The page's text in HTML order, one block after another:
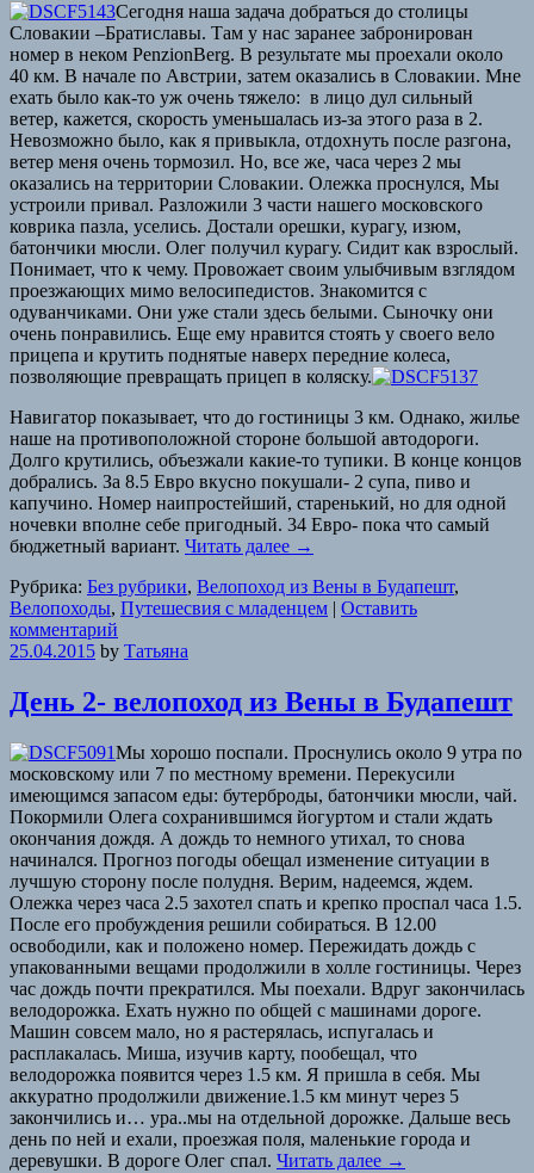
Сегодня наша задача добраться до столицы
Словакии –Братиславы. Там у нас заранее забронирован
номер в неком PenzionBerg. В результате мы проехали около
40 км. В начале по Австрии, затем оказались в Словакии. Мне
ехать было как-то уж очень тяжело: в лицо дул сильный
ветер, кажется, скорость уменьшалась из-за этого раза в 2.
Невозможно было, как я привыкла, отдохнуть после разгона,
ветер меня очень тормозил. Но, все же, часа через 2 мы
оказались на территории Словакии. Олежка проснулся, Мы
устроили привал. Разложили 3 части нашего московского
коврика пазла, уселись. Достали орешки, курагу, изюм,
батончики мюсли. Олег получил курагу. Сидит как взрослый.
Понимает, что к чему. Провожает своим улыбчивым взглядом
проезжающих мимо велосипедистов. Знакомится с
одуванчиками. Они уже стали здесь белыми. Сыночку они
очень понравились. Еще ему нравится стоять у своего вело
прицепа и крутить поднятые наверх передние колеса,
позволяющие превращать прицеп в коляску.
Навигатор показывает, что до гостиницы 3 км. Однако, жилье
наше на противоположной стороне большой автодороги.
Долго крутились, объезжали какие-то тупики. В конце концов
добрались. За 8.5 Евро вкусно покушали- 2 супа, пиво и
капучино. Номер наипростейший, старенький, но для одной
ночевки вполне себе пригодный. 34 Евро- пока что самый
бюджетный вариант. Читать далее →
Рубрика: Без рубрики, Велопоход из Вены в Будапешт,
Велопоходы, Путешесвия с младенцем | Оставить
комментарий
25.04.2015 by Татьяна
День 2- велопоход из Вены в Будапешт
Мы хорошо поспали. Проснулись около 9 утра по
московскому или 7 по местному времени. Перекусили
имеющимся запасом еды: бутерброды, батончики мюсли, чай.
Покормили Олега сохранившимся йогуртом и стали ждать
окончания дождя. А дождь то немного утихал, то снова
начинался. Прогноз погоды обещал изменение ситуации в
лучшую сторону после полудня. Верим, надеемся, ждем.
Олежка через часа 2.5 захотел спать и крепко проспал часа 1.5.
После его пробуждения решили собираться. В 12.00
освободили, как и положено номер. Пережидать дождь с
упакованными вещами продолжили в холле гостиницы. Через
час дождь почти прекратился. Мы поехали. Вдруг закончилась
велодорожка. Ехать нужно по общей с машинами дороге.
Машин совсем мало, но я растерялась, испугалась и
расплакалась. Миша, изучив карту, пообещал, что
велодорожка появится через 1.5 км. Я пришла в себя. Мы
аккуратно продолжили движение.1.5 км минут через 5
закончились и… ура..мы на отдельной дорожке. Дальше весь
день по ней и ехали, проезжая поля, маленькие города и
деревушки. В дороге Олег спал. Читать далее →